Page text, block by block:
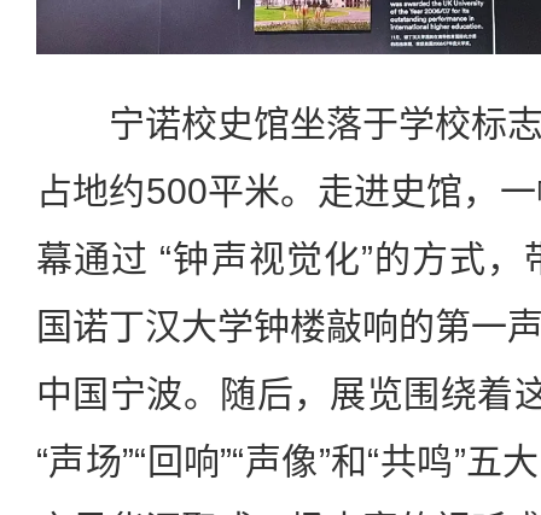
宁诺校史馆坐落于学校标志
占地约500平米。走进史馆，
幕通过 “钟声视觉化”的方式
国诺丁汉大学钟楼敲响的第一
中国宁波。随后，展览围绕着
“声场”“回响”“声像”和“共鸣”